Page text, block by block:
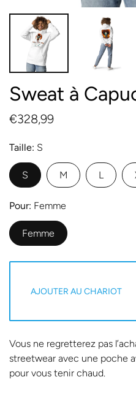
Sweat à
€328,99
Taille S
S M L
Pour Femme
Femme
AJOUTER AU CHARIOT
Vous ne regretterez pas
streetwear avec une poche
pour vous tenir chaud.